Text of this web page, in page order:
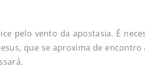
pelo vento da apostasia. É
que se aproxima de encontro